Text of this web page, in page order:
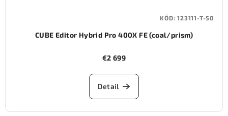
CUBE Editor Hybrid Pro 400X FE (coal/prism)
€2 699
Detail
KÓD:123111-T-50